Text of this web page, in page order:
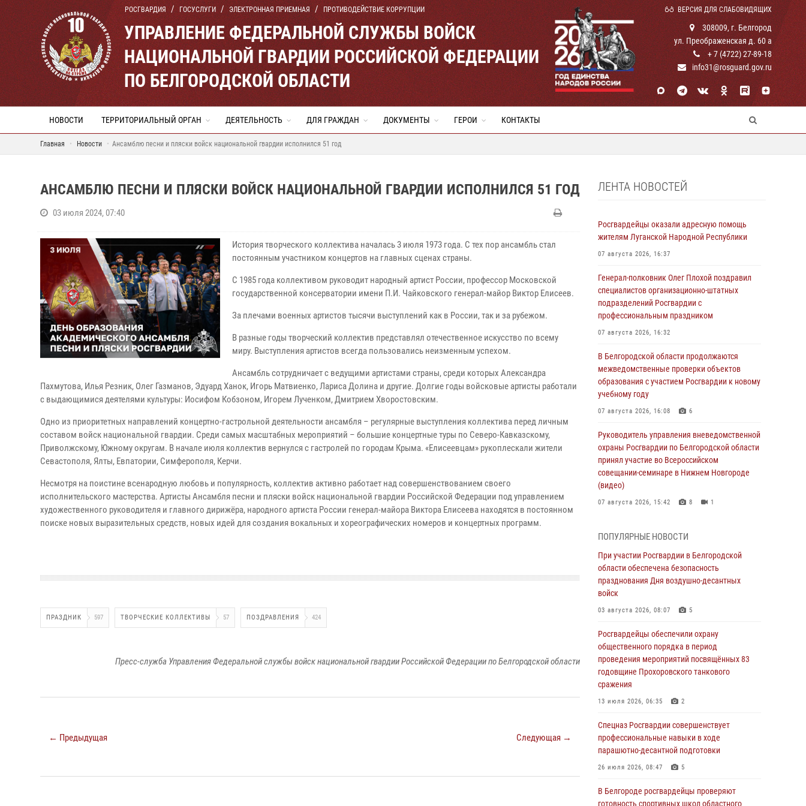
РОСГВАРДИЯ ГОСУСЛУГИ ЭЛЕКТРОННАЯ ПРИЕМНАЯ ПРОТИВОДЕЙСТВИЕ КОРРУПЦИИ ВЕРСИЯ ДЛЯ СЛАБОВИДЯЩИХ
УПРАВЛЕНИЕ ФЕДЕРАЛЬНОЙ СЛУЖБЫ ВОЙСК
НАЦИОНАЛЬНОЙ ГВАРДИИ РОССИЙСКОЙ ФЕДЕРАЦИИ
ПО БЕЛГОРОДСКОЙ ОБЛАСТИ
308009, г. Белгород
ул. Преображенская д. 60 а
+ 7 (4722) 27-89-18
info31@rosguard.gov.ru
НОВОСТИ ТЕРРИТОРИАЛЬНЫЙ ОРГАН ДЕЯТЕЛЬНОСТЬ ДЛЯ ГРАЖДАН ДОКУМЕНТЫ ГЕРОИ КОНТАКТЫ
Главная Новости Ансамблю песни и пляски войск национальной гвардии исполнился 51 год
АНСАМБЛЮ ПЕСНИ И ПЛЯСКИ ВОЙСК НАЦИОНАЛЬНОЙ ГВАРДИИ ИСПОЛНИЛСЯ 51 ГОД
03 июля 2024, 07:40
История творческого коллектива началась 3 июля 1973 года. С тех пор ансамбль стал
постоянным участником концертов на главных сценах страны.
С 1985 года коллективом руководит народный артист России, профессор Московской
государственной консерватории имени П.И. Чайковского генерал-майор Виктор Елисеев.
За плечами военных артистов тысячи выступлений как в России, так и за рубежом.
В разные годы творческий коллектив представлял отечественное искусство по всему
миру. Выступления артистов всегда пользовались неизменным успехом.
Ансамбль сотрудничает с ведущими артистами страны, среди которых Александра
Пахмутова, Илья Резник, Олег Газманов, Эдуард Ханок, Игорь Матвиенко, Лариса Долина и другие. Долгие годы войсковые артисты работали
с выдающимися деятелями культуры: Иосифом Кобзоном, Игорем Лученком, Дмитрием Хворостовским.
Одно из приоритетных направлений концертно-гастрольной деятельности ансамбля – регулярные выступления коллектива перед личным
составом войск национальной гвардии. Среди самых масштабных мероприятий – большие концертные туры по Северо-Кавказскому,
Приволжскому, Южному округам. В начале июля коллектив вернулся с гастролей по городам Крыма. «Елисеевцам» рукоплескали жители
Севастополя, Ялты, Евпатории, Симферополя, Керчи.
Несмотря на поистине всенародную любовь и популярность, коллектив активно работает над совершенствованием своего
исполнительского мастерства. Артисты Ансамбля песни и пляски войск национальной гвардии Российской Федерации под управлением
художественного руководителя и главного дирижёра, народного артиста России генерал-майора Виктора Елисеева находятся в постоянном
поиске новых выразительных средств, новых идей для создания вокальных и хореографических номеров и концертных программ.
ПРАЗДНИК 597 ТВОРЧЕСКИЕ КОЛЛЕКТИВЫ 57 ПОЗДРАВЛЕНИЯ 424
Пресс-служба Управления Федеральной службы войск национальной гвардии Российской Федерации по Белгородской области
← Предыдущая Следующая →
ЛЕНТА НОВОСТЕЙ
Росгвардейцы оказали адресную помощь
жителям Луганской Народной Республики
07 августа 2026, 16:37
Генерал-полковник Олег Плохой поздравил
специалистов организационно-штатных
подразделений Росгвардии с
профессиональным праздником
07 августа 2026, 16:32
В Белгородской области продолжаются
межведомственные проверки объектов
образования с участием Росгвардии к новому
учебному году
07 августа 2026, 16:08 6
Руководитель управления вневедомственной
охраны Росгвардии по Белгородской области
принял участие во Всероссийском
совещании-семинаре в Нижнем Новгороде
(видео)
07 августа 2026, 15:42 8 1
пресекли условное проникновение в детский
лагерь «Солнышко»
07 августа 2026, 07:39 1
Белгородским радиослушателям рассказали
о роли физической культуры в жизни
07 августа 2026, 06:19
Подвиги героев‑росгвардейцев увековечили
в новой музейной экспозиции белгородского
музея‑диорамы «Курская битва.
Белгородское направление»
В Белгороде росгвардейцы проверяют
готовность спортивных школ областного
центра к новому учебному году
Росгвардия обеспечила общественную
ПОПУЛЯРНЫЕ НОВОСТИ
При участии Росгвардии в Белгородской
области обеспечена безопасность
празднования Дня воздушно-десантных
войск
03 августа 2026, 08:07 5
Росгвардейцы обеспечили охрану
общественного порядка в период
проведения мероприятий посвящённых 83
годовщине Прохоровского танкового
сражения
13 июля 2026, 06:35 2
Спецназ Росгвардии совершенствует
профессиональные навыки в ходе
парашютно-десантной подготовки
26 июля 2026, 08:47 5
В Белгороде росгвардейцы проверяют
готовность спортивных школ областного